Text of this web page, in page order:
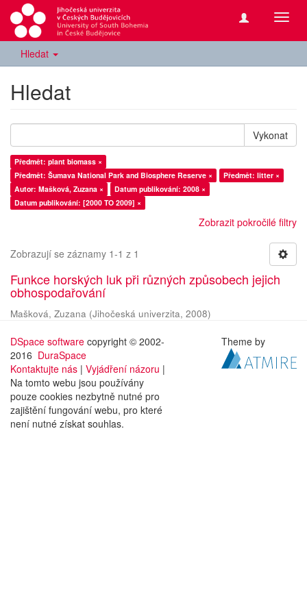
Hledat
Hledat
Vykonat
Předmět: plant biomass ×
Předmět: Šumava National Park and Biosphere Reserve ×
Předmět: litter ×
Autor: Mašková, Zuzana ×
Datum publikování: 2008 ×
Datum publikování: [2000 TO 2009] ×
Zobrazit pokročilé filtry
Zobrazují se záznamy 1-1 z 1
Funkce horských luk při různých způsobech jejich
obhospodařování
Mašková, Zuzana (Jihočeská univerzita, 2008)
DSpace software copyright © 2002-
2016 DuraSpace
Kontaktujte nás | Vyjádření názoru |
Na tomto webu jsou používány
pouze cookies nezbytně nutné pro
zajištění fungování webu, pro které
není nutné získat souhlas.
Theme by